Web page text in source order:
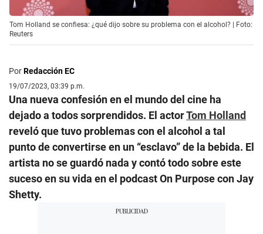
Tom Holland se confiesa: ¿qué dijo sobre su problema con el alcohol? | Foto:
Reuters
PorRedacción EC
19/07/2023, 03:39 p.m.
Una nueva confesión en el mundo del cine ha
dejado a todos sorprendidos. El actorTom Holland
reveló que tuvo problemas con el alcohol a tal
punto de convertirse en un “esclavo” de la bebida. El
artista no se guardó nada y contó todo sobre este
suceso en su vida en el podcast On Purpose con Jay
Shetty.